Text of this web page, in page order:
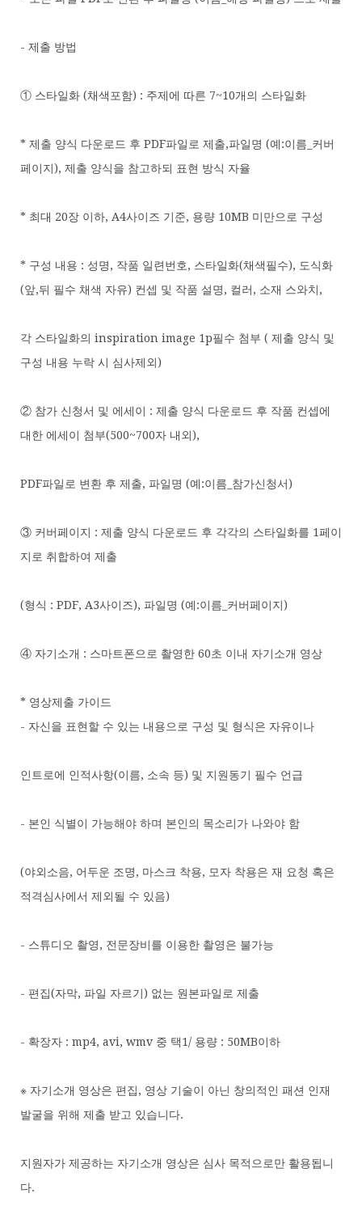
- 제출 방법
① 스타일화 (채색포함) : 주제에 따른 7~10개의 스타일화
* 제출 양식 다운로드 후 PDF파일로 제출,파일명 (예:이름_커버
페이지), 제출 양식을 참고하되 표현 방식 자율
* 최대 20장 이하, A4사이즈 기준, 용량 10MB 미만으로 구성
* 구성 내용 : 성명, 작품 일련번호, 스타일화(채색필수), 도식화
(앞,뒤 필수 채색 자유) 컨셉 및 작품 설명, 컬러, 소재 스와치,
각 스타일화의 inspiration image 1p필수 첨부 ( 제출 양식 및
구성 내용 누락 시 심사제외)
② 참가 신청서 및 에세이 : 제출 양식 다운로드 후 작품 컨셉에
대한 에세이 첨부(500~700자 내외),
PDF파일로 변환 후 제출, 파일명 (예:이름_참가신청서)
③ 커버페이지 : 제출 양식 다운로드 후 각각의 스타일화를 1페이
지로 취합하여 제출
(형식 : PDF, A3사이즈), 파일명 (예:이름_커버페이지)
④ 자기소개 : 스마트폰으로 촬영한 60초 이내 자기소개 영상
* 영상제출 가이드
- 자신을 표현할 수 있는 내용으로 구성 및 형식은 자유이나
인트로에 인적사항(이름, 소속 등) 및 지원동기 필수 언급
- 본인 식별이 가능해야 하며 본인의 목소리가 나와야 함
(야외소음, 어두운 조명, 마스크 착용, 모자 착용은 재 요청 혹은
적격심사에서 제외될 수 있음)
- 스튜디오 촬영, 전문장비를 이용한 촬영은 불가능
- 편집(자막, 파일 자르기) 없는 원본파일로 제출
- 확장자 : mp4, avi, wmv 중 택1/ 용량 : 50MB이하
※ 자기소개 영상은 편집, 영상 기술이 아닌 창의적인 패션 인재
발굴을 위해 제출 받고 있습니다.
지원자가 제공하는 자기소개 영상은 심사 목적으로만 활용됩니
다.